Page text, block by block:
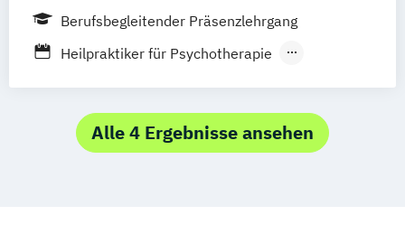
Berufsbegleitender Präsenzlehrgang
Heilpraktiker für Psychotherapie
Heilpraktiker ohne medizinische
Kenntnisse
Alle 4 Ergebnisse ansehen